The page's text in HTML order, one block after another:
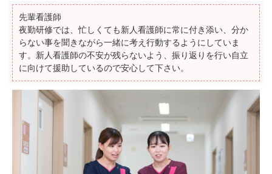
先輩看護師
夜勤研修では、忙しくても新人看護師に常に付き添い、分か
らない事を聞きながら一緒に考え行動するようにしていま
す。新人看護師の不安が残らないよう、振り返りを行い自立
に向けて援助しているので安心して下さい。